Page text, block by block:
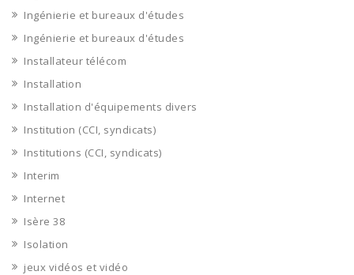
Ingénierie et bureaux d'études
Ingénierie et bureaux d'études
Installateur télécom
Installation
Installation d'équipements divers
Institution (CCI, syndicats)
Institutions (CCI, syndicats)
Interim
Internet
Isère 38
Isolation
jeux vidéos et vidéo